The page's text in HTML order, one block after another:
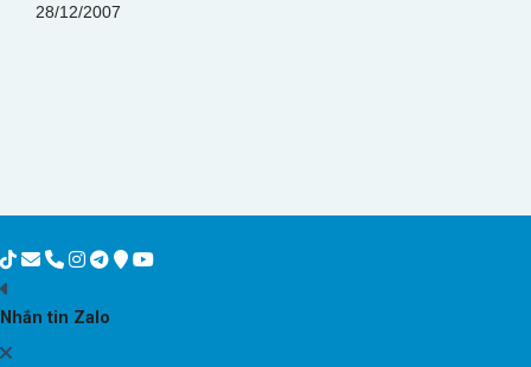
28/12/2007
Nhắn tin Zalo